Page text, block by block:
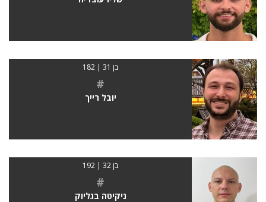
בן 31 | 182
#
יובל רייך
בן 32 | 192
#
ניקיטה בגליוק